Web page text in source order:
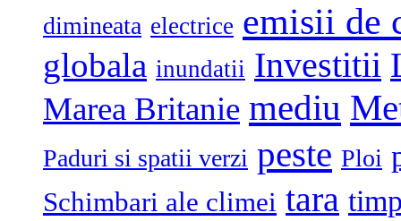
dimineata electrice emisii de
globala inundatii Investitii
Marea Britanie mediu
Paduri si spatii verzi peste Ploi
Schimbari ale climei tara